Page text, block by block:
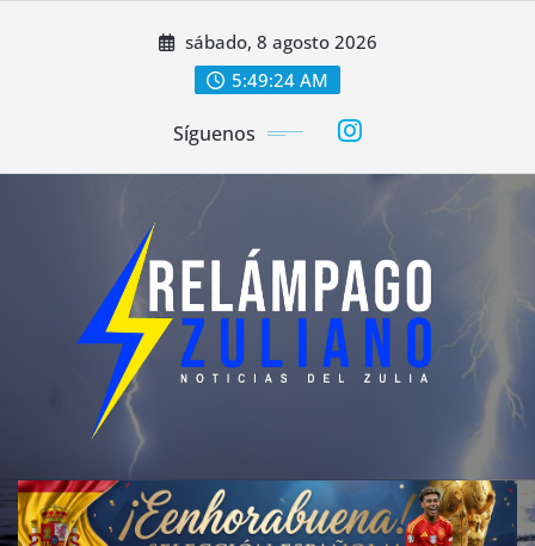
sábado, 8 agosto 2026
5:49:26 AM
Síguenos